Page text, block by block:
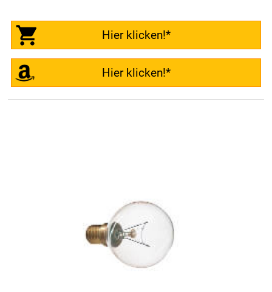
Hier klicken!*
Hier klicken!*